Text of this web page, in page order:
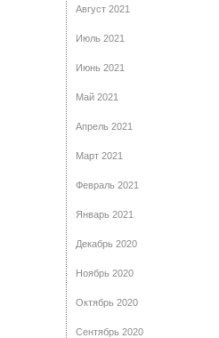
Август 2021
Июль 2021
Июнь 2021
Май 2021
Апрель 2021
Март 2021
Февраль 2021
Январь 2021
Декабрь 2020
Ноябрь 2020
Октябрь 2020
Сентябрь 2020